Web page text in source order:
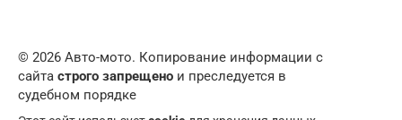
© 2026 Авто-мото. Копирование информации с
сайта строго запрещено и преследуется в
судебном порядке